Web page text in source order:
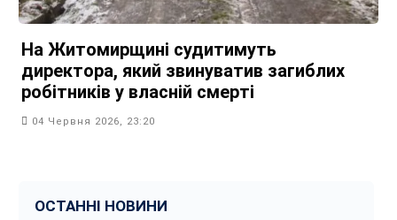
На Житомирщині судитимуть
директора, який звинуватив загиблих
робітників у власній смерті
04 Червня 2026, 23:20
ОСТАННІ НОВИНИ